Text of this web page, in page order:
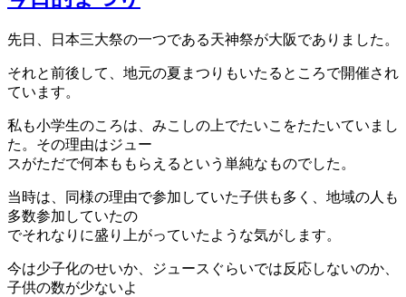
先日、日本三大祭の一つである天神祭が大阪でありました。
それと前後して、地元の夏まつりもいたるところで開催され
ています。
私も小学生のころは、みこしの上でたいこをたたいていまし
た。その理由はジュー
スがただで何本ももらえるという単純なものでした。
当時は、同様の理由で参加していた子供も多く、地域の人も
多数参加していたの
でそれなりに盛り上がっていたような気がします。
今は少子化のせいか、ジュースぐらいでは反応しないのか、
子供の数が少ないよ